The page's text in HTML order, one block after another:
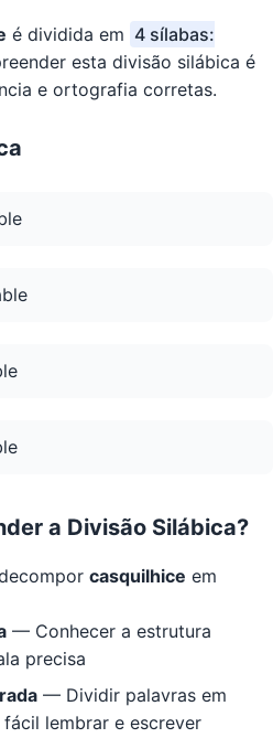
é dividida em 4 sílabas:
esta divisão silábica é
e ortografia corretas.
a Divisão Silábica?
casquilhice em
— Conhecer a estrutura
precisa
— Dividir palavras em
lembrar e escrever